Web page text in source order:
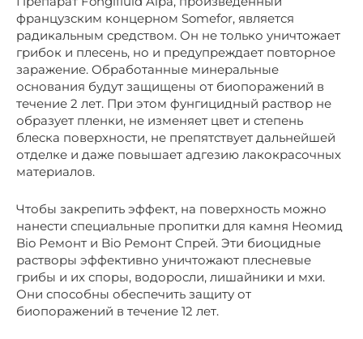
французским концерном Somefor, является
радикальным средством. Он не только уничтожает
грибок и плесень, но и предупреждает повторное
заражение. Обработанные минеральные
основания будут защищены от биопоражений в
течение 2 лет. При этом фунгицидный раствор не
образует пленки, не изменяет цвет и степень
блеска поверхности, не препятствует дальнейшей
отделке и даже повышает адгезию лакокрасочных
материалов.
Чтобы закрепить эффект, на поверхность можно
нанести специальные пропитки для камня Неомид
Bio Ремонт и Bio Ремонт Спрей. Эти биоцидные
растворы эффективно уничтожают плесневые
грибы и их споры, водоросли, лишайники и мхи.
Они способны обеспечить защиту от
биопоражений в течение 12 лет.